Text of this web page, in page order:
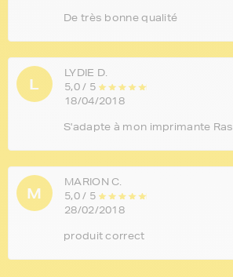
De très bonne qualité
L
LYDIE D.
5,0 / 5
18/04/2018
S'adapte à mon imprimante Ras
M
MARION C.
5,0 / 5
28/02/2018
produit correct